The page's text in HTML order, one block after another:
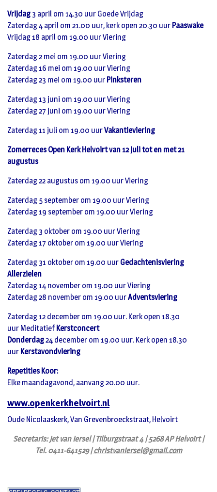
Vrijdag 3 april om 14.30 uur Goede Vrijdag
Zaterdag 4 april om 21.00 uur, kerk open 20.30 uur Paaswake
Vrijdag 18 april om 19.00 uur Viering
Zaterdag 2 mei om 19.00 uur Viering
Zaterdag 16 mei om 19.00 uur Viering
Zaterdag 23 mei om 19.00 uur Pinksteren
Zaterdag 13 juni om 19.00 uur Viering
Zaterdag 27 juni om 19.00 uur Viering
Zaterdag 11 juli om 19.00 uurVakantieviering
Zomerreces Open Kerk Helvoirt van 12 juli tot en met 21
augustus
Zaterdag 22 augustus om 19.00 uur Viering
Zaterdag 5 september om 19.00 uur Viering
Zaterdag 19 september om 19.00 uur Viering
Zaterdag 3 oktober om 19.00 uur Viering
Zaterdag 17 oktober om 19.00 uur Viering
Zaterdag 31 oktober om 19.00 uur Gedachtenisviering
Allerzielen
Zaterdag 14 november om 19.00 uur Viering
Zaterdag 28 november om 19.00 uurAdventsviering
Zaterdag 12 december om 19.00 uur. Kerk open 18.30
uur Meditatief Kerstconcert
Donderdag24 december om 19.00 uur. Kerk open 18.30
uur Kerstavondviering
Repetities Koor:
Elke maandagavond, aanvang 20.00 uur.
www.openkerkhelvoirt.nl
Oude Nicolaaskerk, Van Grevenbroeckstraat, Helvoirt
Secretaris: Jet van Iersel | Tilburgstraat 4 | 5268 AP Helvoirt |
Tel. 0411-641529 |christvaniersel@gmail.com